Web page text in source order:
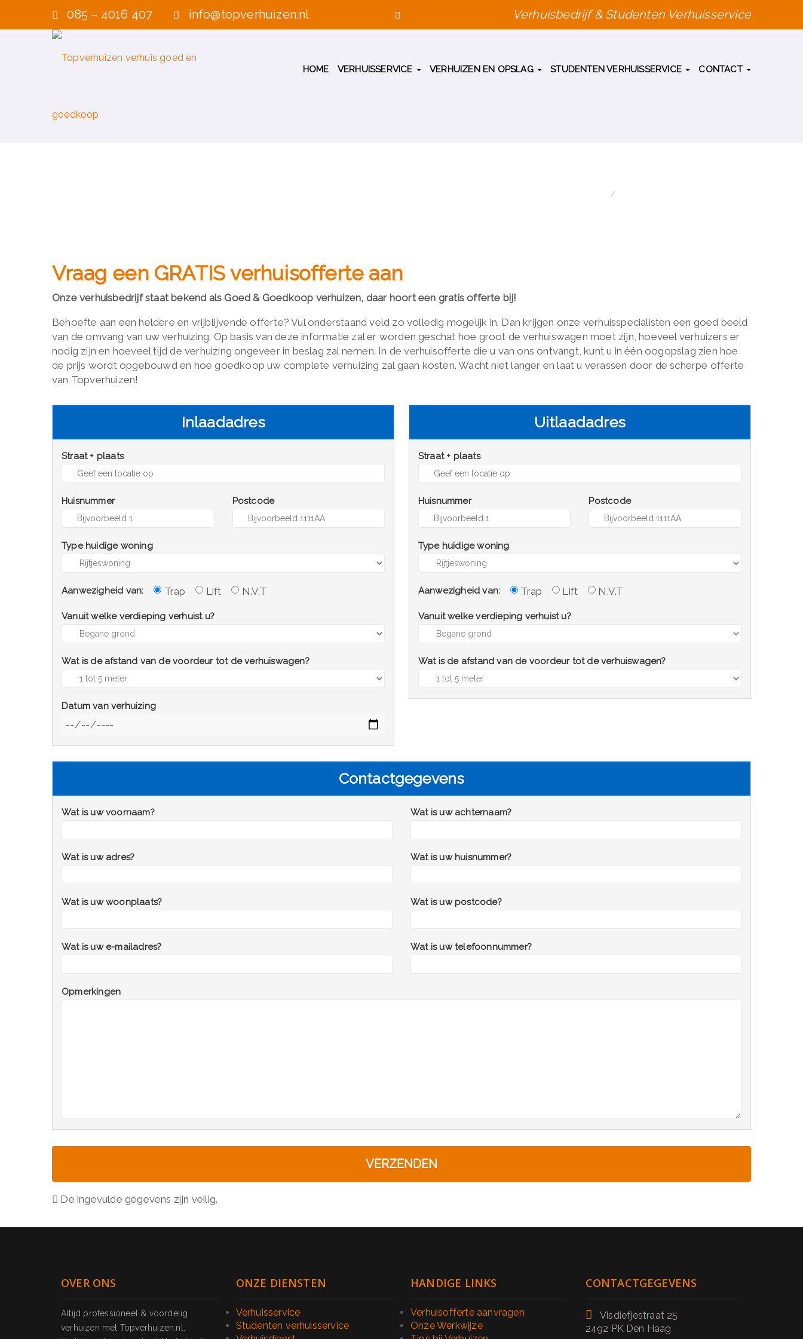
085 – 4016 407 info@topverhuizen.nl Verhuisbedrijf & Studenten Verhuisservice
HOME VERHUISSERVICE VERHUIZEN EN OPSLAG STUDENTEN VERHUISSERVICE CONTACT
Vraag een GRATIS verhuisofferte aan
Onze verhuisbedrijf staat bekend als Goed & Goedkoop verhuizen, daar hoort een gratis offerte bij!
Behoefte aan een heldere en vrijblijvende offerte? Vul onderstaand veld zo volledig mogelijk in. Dan krijgen onze verhuisspecialisten een goed beeld
van de omvang van uw verhuizing. Op basis van deze informatie zal er worden geschat hoe groot de verhuiswagen moet zijn, hoeveel verhuizers er
nodig zijn en hoeveel tijd de verhuizing ongeveer in beslag zal nemen. In de verhuisofferte die u van ons ontvangt, kunt u in één oogopslag zien hoe
de prijs wordt opgebouwd en hoe goedkoop uw complete verhuizing zal gaan kosten. Wacht niet langer en laat u verassen door de scherpe offerte
van Topverhuizen!
Inlaadadres
Straat + plaats
Huisnummer Postcode
Type huidige woning
Aanwezigheid van: Trap Lift N.V.T
Vanuit welke verdieping verhuist u?
Wat is de afstand van de voordeur tot de verhuiswagen?
Datum van verhuizing
Uitlaadadres
Straat + plaats
Huisnummer Postcode
Type huidige woning
Aanwezigheid van: Trap Lift N.V.T
Vanuit welke verdieping verhuist u?
Wat is de afstand van de voordeur tot de verhuiswagen?
Contactgegevens
Wat is uw voornaam? Wat is uw achternaam?
Wat is uw adres? Wat is uw huisnummer?
Wat is uw woonplaats? Wat is uw postcode?
Wat is uw e-mailadres? Wat is uw telefoonnummer?
Opmerkingen
De ingevulde gegevens zijn veilig.
OVER ONS
Altijd professioneel & voordelig
verhuizen met Topverhuizen.nl.
ONZE DIENSTEN
Verhuisservice
Studenten verhuisservice
HANDIGE LINKS
Verhuisofferte aanvragen
Onze Werkwijze
CONTACTGEGEVENS
Visdiefjestraat 25
2492 PK Den Haag